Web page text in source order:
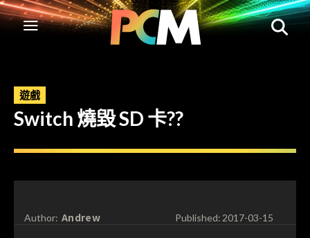
遊戲
Switch 燒毀 SD 卡??
Author: Andrew Published:2017-03-15